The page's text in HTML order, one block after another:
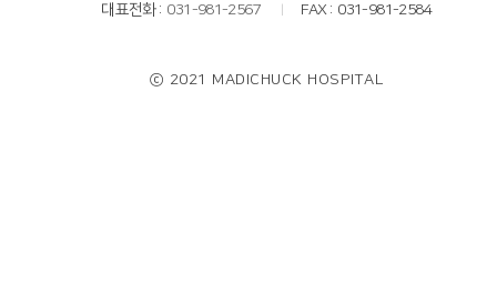
대표전화
031-981-2567 FAX 031-981-2584
ⓒ 2021 MADICHUCK HOSPITAL